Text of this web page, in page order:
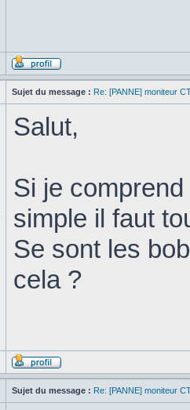
Sujet du message : Re: [PANNE] moniteur
Salut,
Si je
simple il faut
Se sont les
cela ?
Sujet du message : Re: [PANNE] moniteur